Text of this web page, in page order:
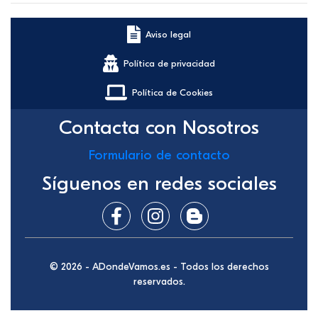
Aviso legal
Política de privacidad
Política de Cookies
Contacta con Nosotros
Formulario de contacto
Síguenos en redes sociales
© 2026 - ADondeVamos.es - Todos los derechos
reservados.